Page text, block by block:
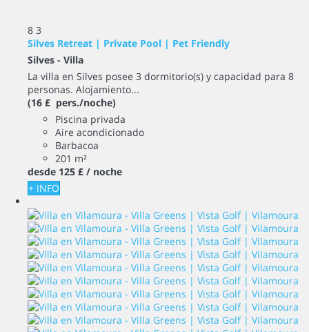
8 3
Silves Retreat | Private Pool | Pet Friendly
Silves - Villa
La villa en Silves posee 3 dormitorio(s) y capacidad para 8
personas. Alojamiento...
(16 £ pers./noche)
Piscina privada
Aire acondicionado
Barbacoa
201 m²
desde 125 £ / noche
+ INFO